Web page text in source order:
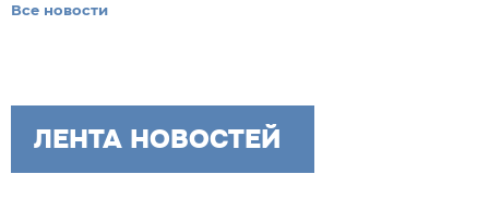
Все новости
ЛЕНТА НОВОСТЕЙ